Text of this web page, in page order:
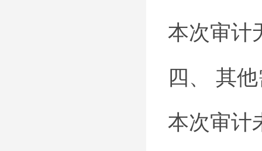
本次审计
四、 其
本次审计